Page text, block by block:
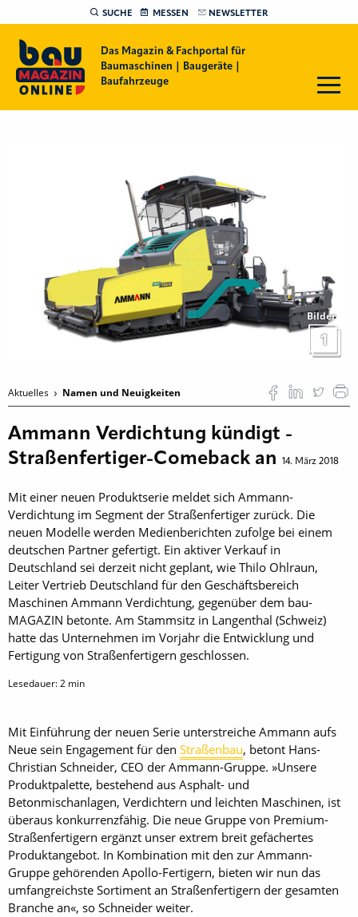
SUCHE MESSEN NEWSLETTER
Das Magazin & Fachportal für
Baumaschinen | Baugeräte |
Baufahrzeuge
Bilder
1
Aktuelles Namen und Neuigkeiten
Ammann Verdichtung kündigt ­
Straßenfertiger-Comeback an
14. März 2018
Mit einer neuen Produktserie meldet sich Ammann-
Verdichtung im Segment der Straßen­fertiger zurück. Die
neuen Modelle werden Medien­berichten zufolge bei einem
deutschen Partner ­gefertigt. Ein aktiver Verkauf in
Deutschland sei derzeit nicht geplant, wie Thilo Ohlraun,
Leiter Vertrieb Deutschland für den Geschäftsbereich
Maschinen Ammann Verdichtung, gegenüber dem bau­
MAGAZIN betonte. Am Stamm­sitz in Langen­thal (Schweiz)
hatte das Unternehmen im Vorjahr die Entwicklung und
Fertigung von Straßenfertigern geschlossen.
Lesedauer:2 min
Mit Einführung der neuen Serie unterstreiche Ammann aufs
Neue sein Engagement für den Straßenbau, betont Hans-
Christian Schneider, CEO der Ammann-Gruppe. »Unsere
Produktpalette, bestehend aus Asphalt- und
Betonmischanlagen, Verdichtern und leichten Maschinen, ist
überaus konkurrenzfähig. Die neue Gruppe von Premium-
Straßenfertigern ergänzt unser extrem breit gefächertes
Produktangebot. In Kombination mit den zur Ammann-
Gruppe gehörenden Apollo-Fertigern, bieten wir nun das
umfangreichste Sortiment an Straßenfertigern der gesamten
Branche an«, so Schneider weiter.